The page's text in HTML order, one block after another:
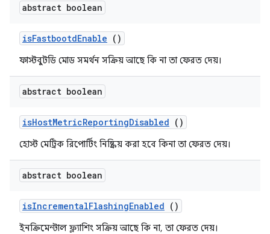
abstract boolean
isFastbootdEnable ()
ফাস্টবুটডি মোড সমর্থন সক্রিয় আছে কি না তা ফেরত দেয়।
abstract boolean
isHostMetricReportingDisabled ()
হোস্ট মেট্রিক রিপোর্টিং নিষ্ক্রিয় করা হবে কিনা তা ফেরত দেয়।
abstract boolean
isIncrementalFlashingEnabled ()
ইনক্রিমেন্টাল ফ্ল্যাশিং সক্রিয় আছে কি না, তা ফেরত দেয়।